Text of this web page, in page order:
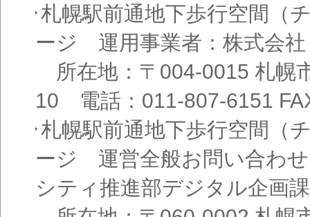
札幌駅前通地下歩行空間（
ージ 運用事業者：株式会
所在地：〒004-0015 札幌
10 電話：011-807-6151
札幌駅前通地下歩行空間（
ージ 運営全般お問い合わ
シティ推進部デジタル企画課